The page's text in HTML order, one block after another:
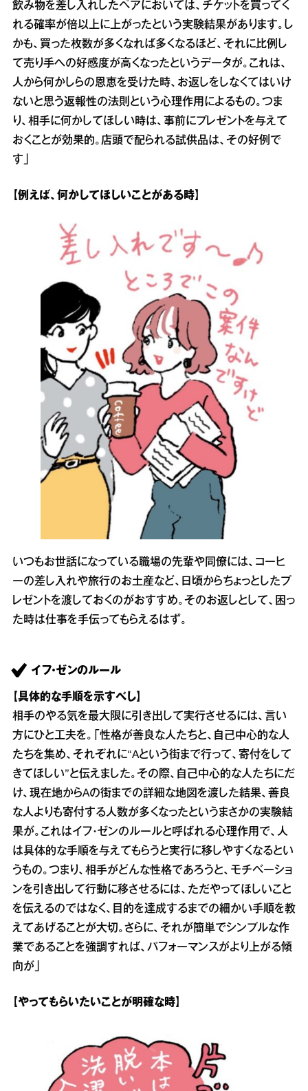
飲み物を差し入れしたペアにおいては、チケットを買ってく
れる確率が倍以上に上がったという実験結果があります。し
かも、買った枚数が多くなれば多くなるほど、それに比例し
て売り手への好感度が高くなったというデータが。これは、
人から何かしらの恩恵を受けた時、お返しをしなくてはいけ
ないと思う返報性の法則という心理作用によるもの。つま
り、相手に何かしてほしい時は、事前にプレゼントを与えて
おくことが効果的。店頭で配られる試供品は、その好例で
す」
【例えば、何かしてほしいことがある時】
いつもお世話になっている職場の先輩や同僚には、コーヒ
ーの差し入れや旅行のお土産など、日頃からちょっとしたプ
レゼントを渡しておくのがおすすめ。そのお返しとして、困っ
た時は仕事を手伝ってもらえるはず。
イフ・ゼンのルール
【具体的な手順を示すべし】
相手のやる気を最大限に引き出して実行させるには、言い
方にひと工夫を。「性格が善良な人たちと、自己中心的な人
たちを集め、それぞれに“Aという街まで行って、寄付をして
きてほしい”と伝えました。その際、自己中心的な人たちにだ
け、現在地からAの街までの詳細な地図を渡した結果、善良
な人よりも寄付する人数が多くなったというまさかの実験結
果が。これはイフ・ゼンのルールと呼ばれる心理作用で、人
は具体的な手順を与えてもらうと実行に移しやすくなるとい
うもの。つまり、相手がどんな性格であろうと、モチベーショ
ンを引き出して行動に移させるには、ただやってほしいこと
を伝えるのではなく、目的を達成するまでの細かい手順を教
えてあげることが大切。さらに、それが簡単でシンプルな作
業であることを強調すれば、パフォーマンスがより上がる傾
向が」
【やってもらいたいことが明確な時】